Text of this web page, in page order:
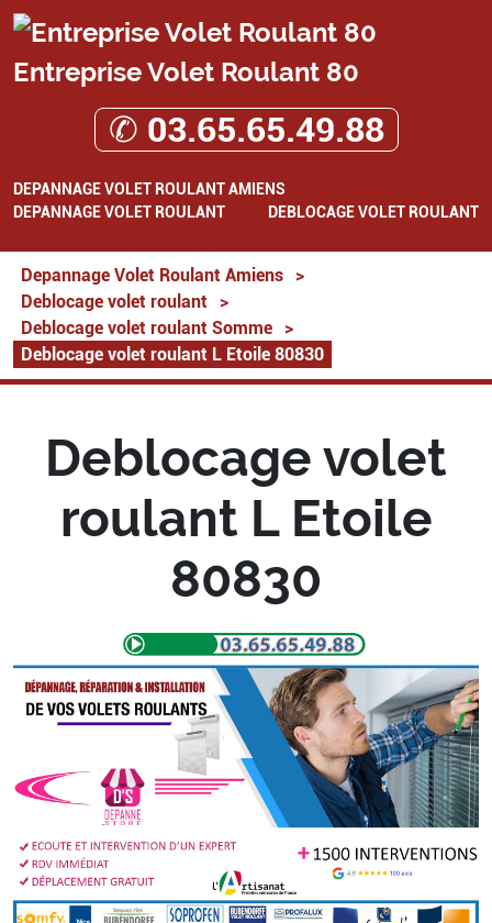
Entreprise Volet Roulant 80
✆ 03.65.65.49.88
DEPANNAGE VOLET ROULANT AMIENS
DEPANNAGE VOLET ROULANT
DEBLOCAGE VOLET ROULANT
Depannage Volet Roulant Amiens
>
Deblocage volet roulant
>
Deblocage volet roulant Somme
>
Deblocage volet roulant L Etoile 80830
Deblocage volet
roulant L Etoile
80830